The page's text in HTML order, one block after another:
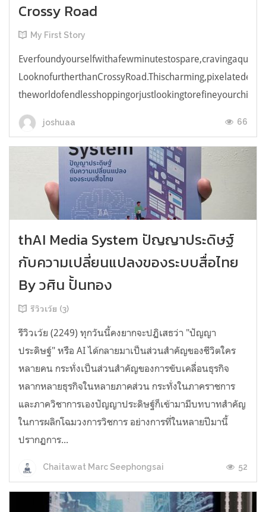
Crossy Road
My First Story
joshuaa 66
thAI Media System ปัญญาประดิษฐ์
กับความเปลี่ยนแปลงของระบบสื่อไทย
By วศิน ปั้นทอง
รีวิวเว้ย (3)
รีวิวเว้ย (2249) ทุกวันนี้คงยากจะปฏิเสธว่า "ปัญญา
ประดิษฐ์" หรือ AI ได้กลายมาเป็นส่วนสำคัญของชีวิตใคร
หลายคน กระทั่งเป็นส่วนสำคัญของการขับเคลื่อนธุรกิจ
หลากหลายธุรกิจในหลายภาคส่วน กระทั่งในภาคราชการ
และภาควิชาการเองปัญญาประดิษฐ์ก็เข้ามามีบทบาทสำคัญ
ในการผลิกโฉมวงการวิชการ อย่างการที่ในหลายปีมานี้
ปรากฏการ...
Chaitawat Marc Seephongsai 52